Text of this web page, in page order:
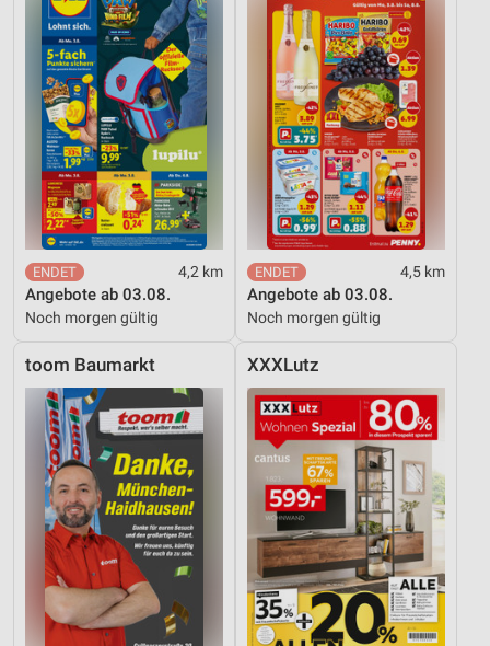
4,2 km
Angebote ab 03.08.
Noch morgen gültig
4,5 km
Angebote ab 03.08.
Noch morgen gültig
toom Baumarkt XXXLutz